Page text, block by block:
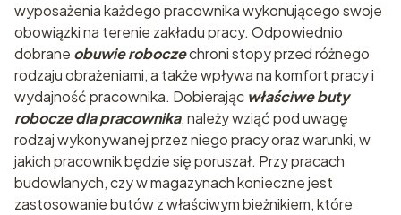
wyposażenia każdego pracownika wykonującego swoje
obowiązki na terenie zakładu pracy. Odpowiednio
dobrane obuwie roboczechroni stopy przed różnego
rodzaju obrażeniami, a także wpływa na komfort pracy i
wydajność pracownika. Dobierając właściwe buty
robocze dla pracownika, należy wziąć pod uwagę
rodzaj wykonywanej przez niego pracy oraz warunki, w
jakich pracownik będzie się poruszał. Przy pracach
budowlanych, czy w magazynach konieczne jest
zastosowanie butów z właściwym bieżnikiem, które